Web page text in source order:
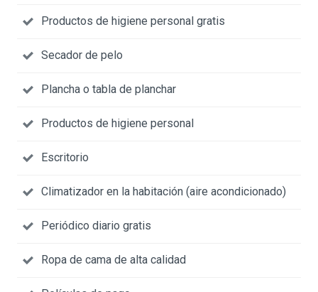
Productos de higiene personal gratis
Secador de pelo
Plancha o tabla de planchar
Productos de higiene personal
Escritorio
Climatizador en la habitación (aire acondicionado)
Periódico diario gratis
Ropa de cama de alta calidad